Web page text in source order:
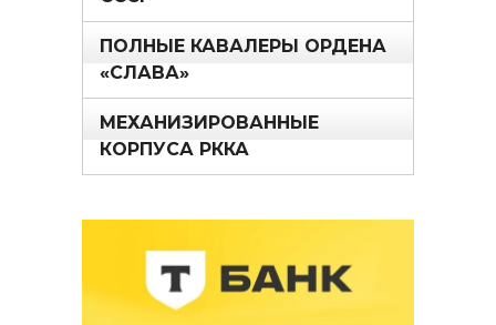
ПОЛНЫЕ КАВАЛЕРЫ ОРДЕНА
«СЛАВА»
МЕХАНИЗИРОВАННЫЕ
КОРПУСА РККА